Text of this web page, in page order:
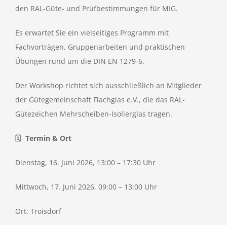
den RAL-Güte- und Prüfbestimmungen für MIG.
Es erwartet Sie ein vielseitiges Programm mit
Fachvorträgen, Gruppenarbeiten und praktischen
Übungen rund um die DIN EN 1279-6.
Der Workshop richtet sich ausschließlich an Mitglieder
der Gütegemeinschaft Flachglas e.V., die das RAL-
Gütezeichen Mehrscheiben-Isolierglas tragen.
🗓️ Termin & Ort
Dienstag, 16. Juni 2026, 13:00 – 17:30 Uhr
Mittwoch, 17. Juni 2026, 09:00 – 13:00 Uhr
Ort: Troisdorf